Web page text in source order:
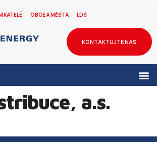
OBCE A MĚSTA LDS
KONTAKTUJTE NÁS
a.s.